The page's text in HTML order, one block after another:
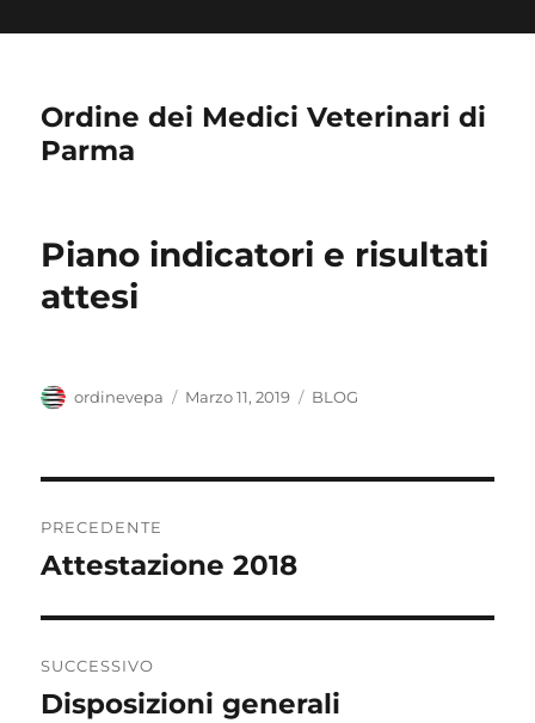
Ordine dei Medici Veterinari di
Parma
Piano indicatori e risultati
attesi
Autore
ordinevepa
Pubblicato
Marzo 11, 2019 Categorie
BLOG
articoli
PRECEDENTE
Articolo
Attestazione 2018
SUCCESSIVO
Articolo
Disposizioni generali